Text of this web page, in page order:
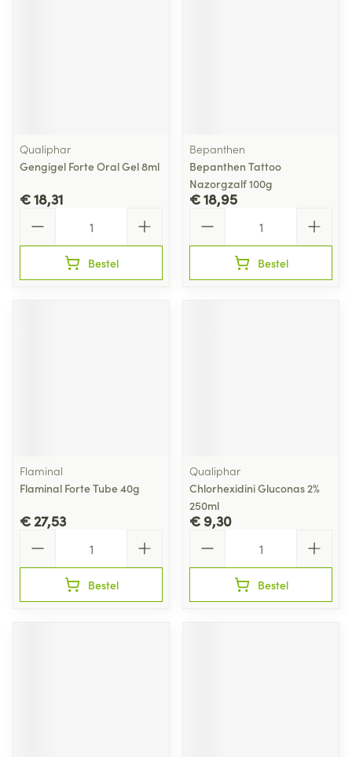
Qualiphar
Gengigel Forte Oral Gel 8ml
€ 18,31
Bestel
Bepanthen
Bepanthen Tattoo
Nazorgzalf 100g
€ 18,95
Bestel
Flaminal
Flaminal Forte Tube 40g
€ 27,53
Bestel
Qualiphar
Chlorhexidini Gluconas 2%
250ml
€ 9,30
Bestel